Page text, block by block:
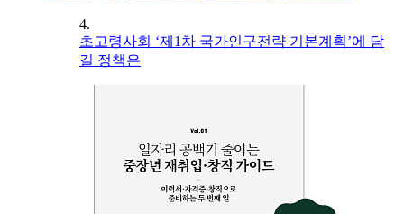
4.
초고령사회 ‘제1차 국가인구전략 기본계획’에 담
길 정책은